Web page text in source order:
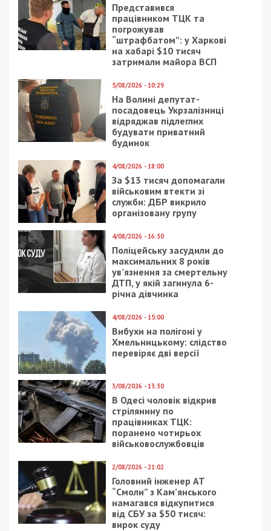
Представився
працівником ТЦК та
погрожував
“штрафбатом”: у Харкові
на хабарі $10 тисяч
затримали майора ВСП
5/08/2026 - 10:29
На Волині депутат-
посадовець Укрзалізниці
відряджав підлеглих
будувати приватний
будинок
4/08/2026 - 18:00
За $13 тисяч допомагали
військовим втекти зі
служби: ДБР викрило
організовану групу
4/08/2026 - 16:30
Поліцейську засудили до
максимальних 8 років
ув’язнення за смертельну
ДТП, у якій загинула 6-
річна дівчинка
4/08/2026 - 15:00
Вибухи на полігоні у
Хмельницькому: слідство
перевіряє дві версії
3/08/2026 - 13:30
В Одесі чоловік відкрив
стрілянину по
працівниках ТЦК:
поранено чотирьох
військовослужбовців
2/08/2026 - 21:02
Головний інженер АТ
“Смоли” з Кам’янського
намагався відкупитися
від СБУ за $50 тисяч:
вирок суду